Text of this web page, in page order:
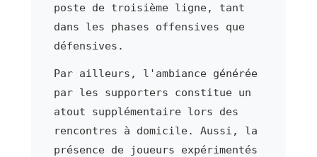
poste de troisième ligne, tant
dans les phases offensives que
défensives.
Par ailleurs, l'ambiance générée
par les supporters constitue un
atout supplémentaire lors des
rencontres à domicile. Aussi, la
présence de joueurs expérimentés